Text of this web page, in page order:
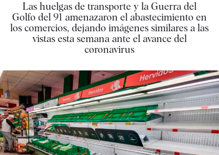
Las huelgas de transporte y la Guerra del
Golfo del 91 amenazaron el abastecimiento en
los comercios, dejando imágenes similares a las
vistas esta semana ante el avance del
coronavirus